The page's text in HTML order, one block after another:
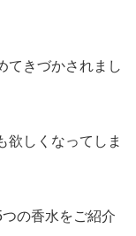
てきづかされまし
欲しくなってしま
の香水をご紹介